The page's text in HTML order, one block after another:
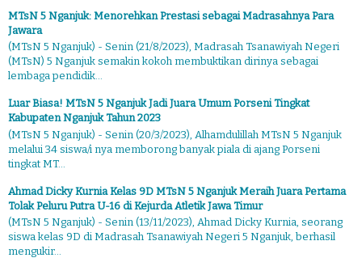
MTsN 5 Nganjuk: Menorehkan Prestasi sebagai Madrasahnya Para
Jawara
(MTsN 5 Nganjuk) - Senin (21/8/2023), Madrasah Tsanawiyah Negeri
(MTsN) 5 Nganjuk semakin kokoh membuktikan dirinya sebagai
lembaga pendidik...
Luar Biasa! MTsN 5 Nganjuk Jadi Juara Umum Porseni Tingkat
Kabupaten Nganjuk Tahun 2023
(MTsN 5 Nganjuk) - Senin (20/3/2023), Alhamdulillah MTsN 5 Nganjuk
melalui 34 siswa/i nya memborong banyak piala di ajang Porseni
tingkat MT...
Ahmad Dicky Kurnia Kelas 9D MTsN 5 Nganjuk Meraih Juara Pertama
Tolak Peluru Putra U-16 di Kejurda Atletik Jawa Timur
(MTsN 5 Nganjuk) - Senin (13/11/2023), Ahmad Dicky Kurnia, seorang
siswa kelas 9D di Madrasah Tsanawiyah Negeri 5 Nganjuk, berhasil
mengukir...